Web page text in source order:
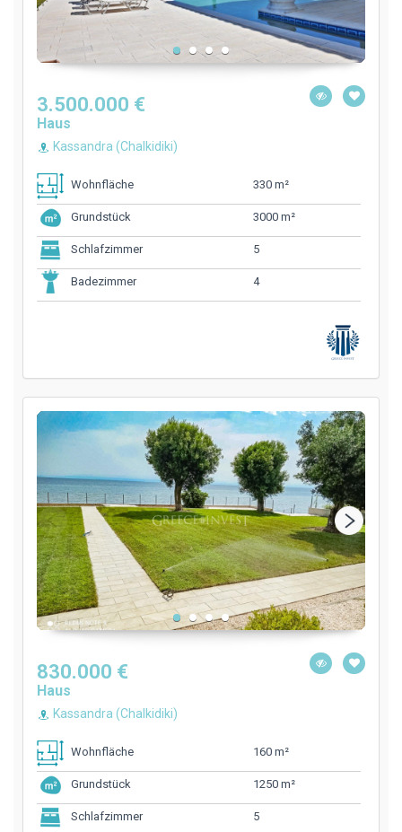
3.500.000 €
Haus
Kassandra (Chalkidiki)
Wohnfläche 330 m²
Grundstück 3000 m²
Schlafzimmer 5
Badezimmer 4
830.000 €
Haus
Kassandra (Chalkidiki)
Wohnfläche 160 m²
Grundstück 1250 m²
Schlafzimmer 5